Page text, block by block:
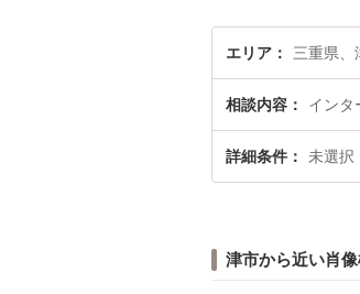
エリア 三重県、
相談内容 インタ
詳細条件 未選択
津市から近い肖